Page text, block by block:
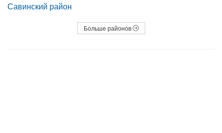
Савинский район
Больше районов